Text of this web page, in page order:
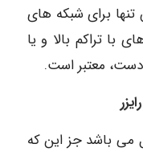
برای شبکه های
با تراکم بالا و یا
دست، معتبر است.
می باشد جز این که